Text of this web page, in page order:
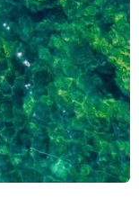
hạ tầng
thu hồi
xã Kim
cây xanh, bãi đỗ